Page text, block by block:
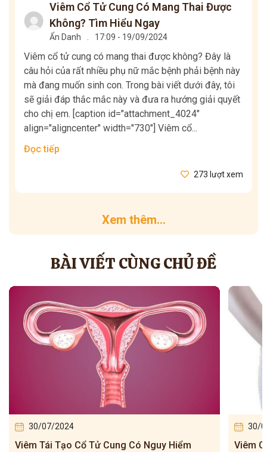
Viêm Cổ Tử Cung Có Mang Thai Được
Không? Tìm Hiểu Ngay
Ẩn Danh 17:09 - 19/09/2024
Viêm cổ tử cung có mang thai được không? Đây là
câu hỏi của rất nhiều phụ nữ mắc bệnh phải bệnh này
mà đang muốn sinh con. Trong bài viết dưới đây, tôi
sẽ giải đáp thắc mắc này và đưa ra hướng giải quyết
cho chị em. [caption id="attachment_4024"
align="aligncenter" width="730"] Viêm cổ...
Đọc tiếp
273 lượt xem
Xem thêm...
BÀI VIẾT CÙNG CHỦ ĐỀ
30/07/2024
Viêm Tái Tạo Cổ Tử Cung Có Nguy Hiểm
30/
Viêm